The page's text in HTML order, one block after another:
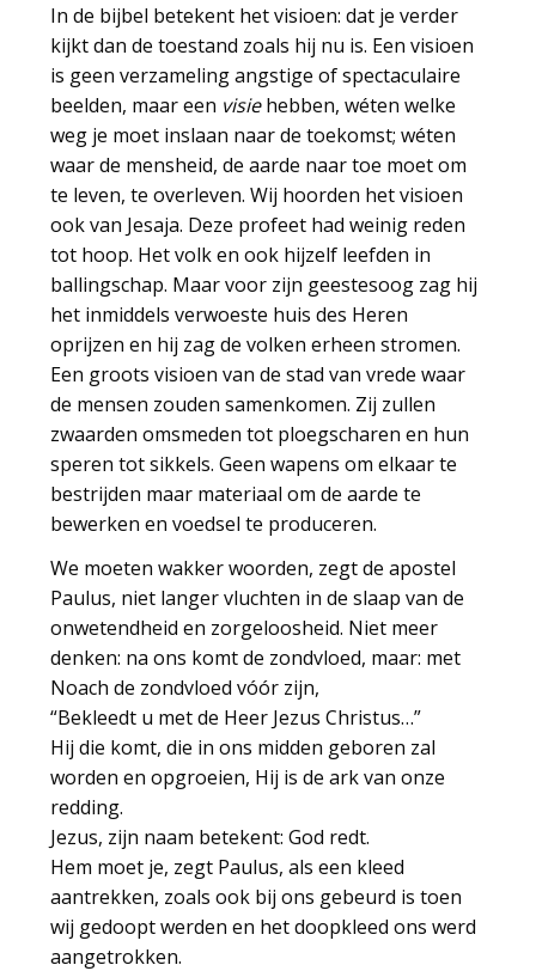
In de bijbel betekent het visioen: dat je verder
kijkt dan de toestand zoals hij nu is. Een visioen
is geen verzameling angstige of spectaculaire
beelden, maar een visiehebben, wéten welke
weg je moet inslaan naar de toekomst; wéten
waar de mensheid, de aarde naar toe moet om
te leven, te overleven. Wij hoorden het visioen
ook van Jesaja. Deze profeet had weinig reden
tot hoop. Het volk en ook hijzelf leefden in
ballingschap. Maar voor zijn geestesoog zag hij
het inmiddels verwoeste huis des Heren
oprijzen en hij zag de volken erheen stromen.
Een groots visioen van de stad van vrede waar
de mensen zouden samenkomen. Zij zullen
zwaarden omsmeden tot ploegscharen en hun
speren tot sikkels. Geen wapens om elkaar te
bestrijden maar materiaal om de aarde te
bewerken en voedsel te produceren.
We moeten wakker woorden, zegt de apostel
Paulus, niet langer vluchten in de slaap van de
onwetendheid en zorgeloosheid. Niet meer
denken: na ons komt de zondvloed, maar: met
Noach de zondvloed vóór zijn,
“Bekleedt u met de Heer Jezus Christus…”
Hij die komt, die in ons midden geboren zal
worden en opgroeien, Hij is de ark van onze
redding.
Jezus, zijn naam betekent: God redt.
Hem moet je, zegt Paulus, als een kleed
aantrekken, zoals ook bij ons gebeurd is toen
wij gedoopt werden en het doopkleed ons werd
aangetrokken.